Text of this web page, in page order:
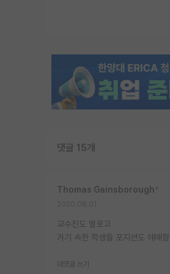
댓글 15개
Thomas Gainsborough
교수진도 별로고
거기 속한 학생들 포지션도 애매함
대댓글 쓰기